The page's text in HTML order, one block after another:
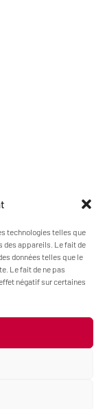
technologies telles que
des appareils. Le fait de
données telles que le
Le fait de ne pas
négatif sur certaines
(UE)